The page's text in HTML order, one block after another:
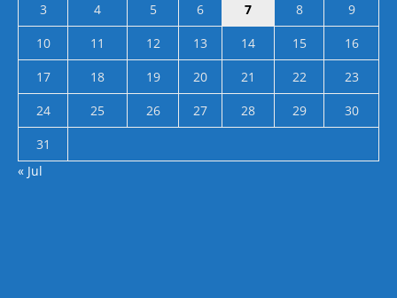
3
4 5 6 7 8
9
10
11 12 13 14 15
16
17
18 19 20 21 22
23
24
25 26 27 28 29
30
31
« Jul